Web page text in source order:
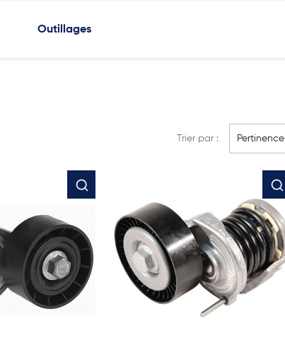
Outillages
Trier par : Pertinence